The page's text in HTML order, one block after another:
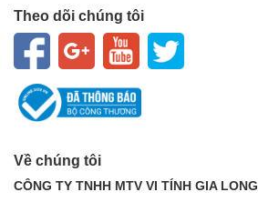
Theo dõi chúng tôi
Về chúng tôi
CÔNG TY TNHH MTV VI TÍNH GIA LONG